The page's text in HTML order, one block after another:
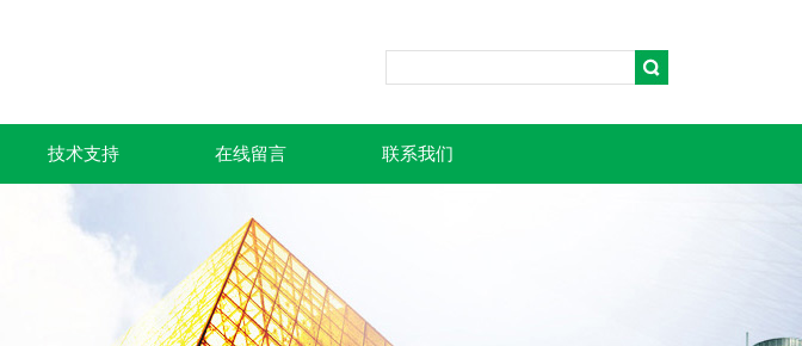
技术支持 在线留言 联系我们